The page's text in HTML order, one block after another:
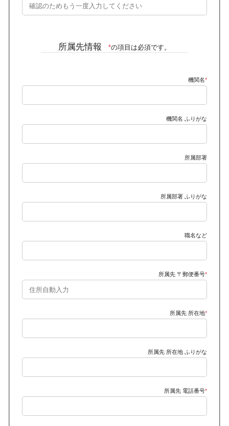
所属先情報 *の項目は必須です。
機関名*
機関名 ふりがな
所属部署
所属部署 ふりがな
職名など
所属先 〒郵便番号*
所属先 所在地*
所属先 所在地 ふりがな
所属先 電話番号*